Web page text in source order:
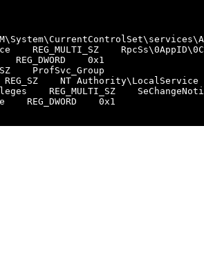
REG_MULTI_SZ
REG_DWORD    0x1
ProfSvc_Group
REG_SZ    NT Authority\LocalService
REG_MULTI_SZ
REG_DWORD    0x1